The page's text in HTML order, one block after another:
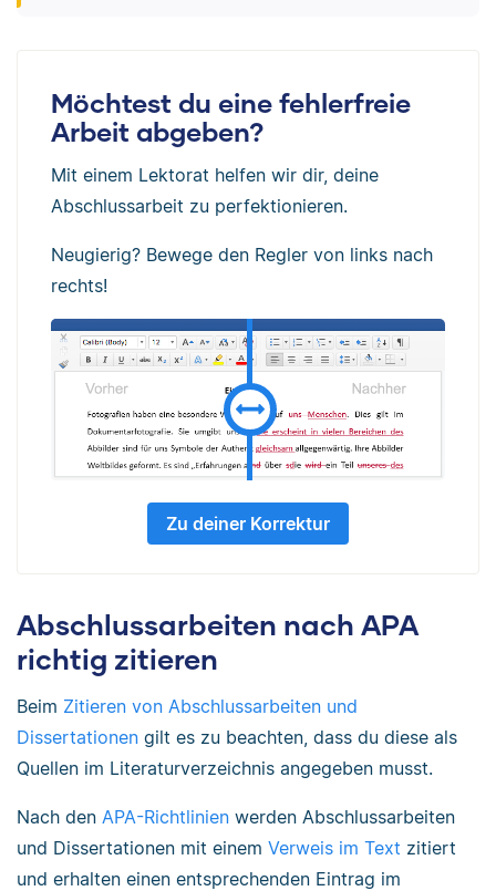
Möchtest du eine fehlerfreie
Arbeit abgeben?
Mit einem Lektorat helfen wir dir, deine
Abschlussarbeit zu perfektionieren.
Neugierig? Bewege den Regler von links nach
rechts!
Zu deiner Korrektur
Abschlussarbeiten nach APA
richtig zitieren
Beim Zitieren von Abschlussarbeiten und
Dissertationen gilt es zu beachten, dass du diese als
Quellen im Literaturverzeichnis angegeben musst.
Nach den APA-Richtlinien werden Abschlussarbeiten
und Dissertationen mit einem Verweis im Text zitiert
und erhalten einen entsprechenden Eintrag im